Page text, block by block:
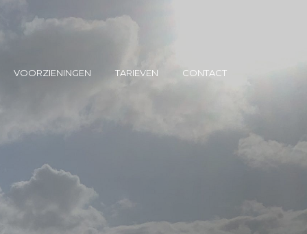
VOORZIENINGEN TARIEVEN CONTACT